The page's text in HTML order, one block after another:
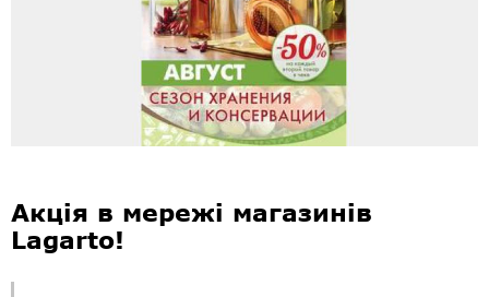
Акція в мережі магазинів
Lagarto!